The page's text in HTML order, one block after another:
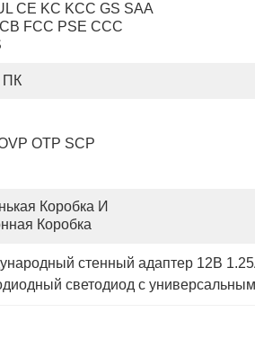
CE KC KCC GS SAA
FCC PSE CCC
ПК
OTP SCP
Коробка И
Коробка
стенный адаптер 12В
светодиод с